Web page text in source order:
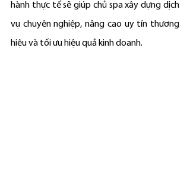
hành thực tế sẽ giúp chủ spa xây dựng dịch
vụ chuyên nghiệp, nâng cao uy tín thương
hiệu và tối ưu hiệu quả kinh doanh.